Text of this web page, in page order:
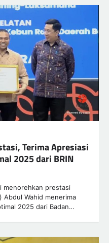
Terima Apresiasi
2025 dari BRIN
menorehkan prestasi
Abdul Wahid menerima
2025 dari Badan…